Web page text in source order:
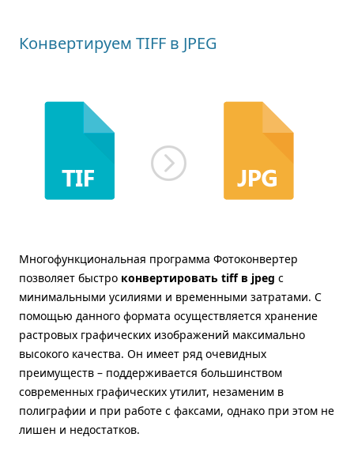
Конвертируем TIFF в JPEG
Многофункциональная программа Фотоконвертер
позволяет быстро конвертировать tiff в jpeg с
минимальными усилиями и временными затратами. С
помощью данного формата осуществляется хранение
растровых графических изображений максимально
высокого качества. Он имеет ряд очевидных
преимуществ – поддерживается большинством
современных графических утилит, незаменим в
полиграфии и при работе с факсами, однако при этом не
лишен и недостатков.